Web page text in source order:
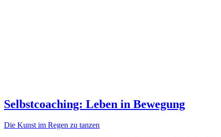
Selbstcoaching: Leben in Bewegung
Die Kunst im Regen zu tanzen